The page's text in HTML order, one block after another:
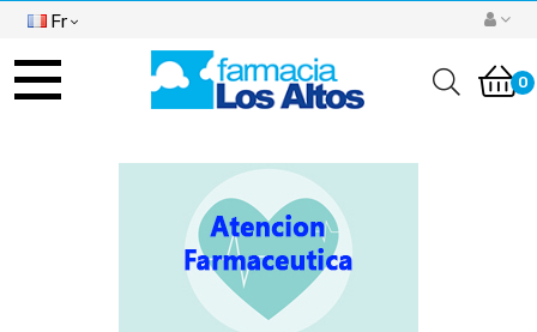
Fr
Basculer
navigation
0